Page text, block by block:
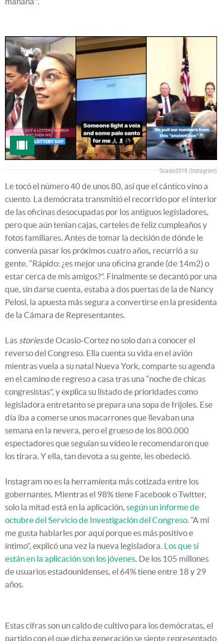
Ocasio2018 (Instagram)
Le tocó el número 40 de unos 80, así que el cántico vino a
cuento. La demócrata transmitió el recorrido por el interior
de las oficinas desocupadas por los antiguos legisladores,
pero que aún tenían cajas, carteles de feliz cumpleaños y
fotos familiares. Antes de tomar la decisión de dónde le
convenía pasar los próximos cuatro años, recurrió a su
gente. “Rápido: ¿es mejor una oficina grande (de 14m2) o
estar cerca de mis amigos?”. Finalmente se decantó por una
que, sin darse cuenta, estaba a dos puertas de la de Nancy
Pelosi, la apuesta más segura a convertirse en la presidenta
de la Cámara de Representantes.
Las storiesde Ocasio-Cortez no solo dan a conocer el
reverso del Congreso. Ella cuenta su vida en el avión
mientras vuela a su natal Nueva York, comparte su agenda
en el camino de regreso a casa tras una “noche de chicas
congresistas”, y explica su listado de prioridades como
legisladora entretanto se prepara una sopa de frijoles. Ese
día iba a comerse unos macarrones que llevaban una
semana en la nevera, pero el grueso de los 800.000
espectadores que seguían su vídeo le recomendaron que
los tirara. Y ella, tan devota a su gente, les obedeció.
Instagram no es la herramienta más cotizada entre los
gobernantes. Mientras el 98% tiene Facebook o Twitter,
solo la mitad está en la aplicación, según un informe de
octubre del Servicio de Investigación del Congreso. “A mí
me gusta hablarles por aquí porque es más positivo e
íntimo”, explicó una vez la nueva legisladora. Los que sí
están en la aplicación son los jóvenes. De los 105 millones
de usuarios estadounidenses, el 64% tiene entre 18 y 29
años.
Estas cifras son un caldo de cultivo para los demócratas, el
partido con el que dicha generación se siente representado